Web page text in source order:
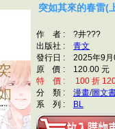
突如其來的春雷(
作 者 : ?井???
出版社 : 青文
發行日 : 2025年9月
原 價 : 120.00 元
特 價 : 100 折
分 類 : 漫畫/圖文
系 列 :
BL